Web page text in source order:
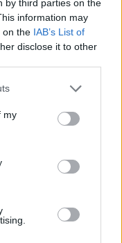
by third parties on the
information may
on the IAB’s List of
disclose it to other
my
–